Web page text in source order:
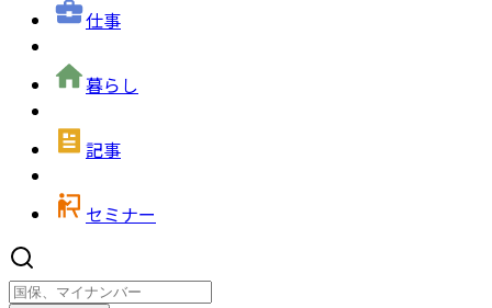
仕事
暮らし
記事
セミナー